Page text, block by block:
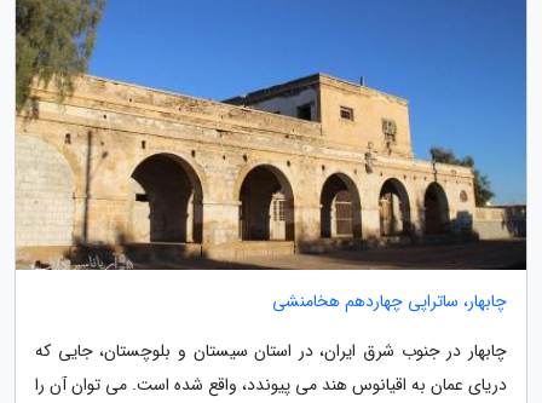
چابهار، ساتراپی چهاردهم هخامنشی
چابهار در جنوب شرق ایران، در استان سیستان و بلوچستان، جایی که
دریای عمان به اقیانوس هند می پیوندد، واقع شده است. می توان آن را